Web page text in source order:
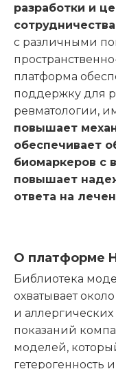
разработки и
с различными
платформа
поддержку для
ревматологии,
повышает
обеспечивает
биомаркеров с
повышает
ответа на
О платформе
Библиотека
охватывает
и
показаний
моделей,